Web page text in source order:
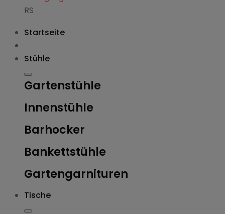
RS
Startseite
Stühle
Gartenstühle
Innenstühle
Barhocker
Bankettstühle
Gartengarnituren
Tische